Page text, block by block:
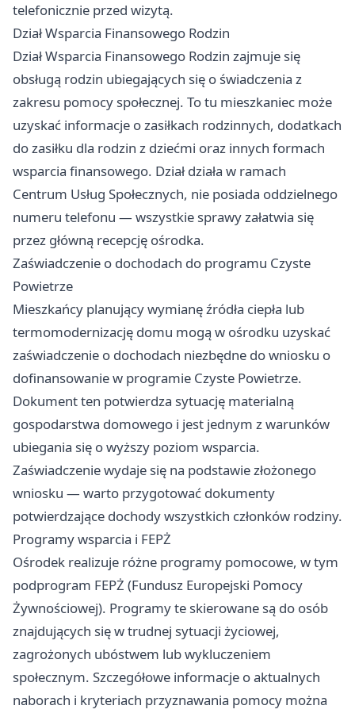
telefonicznie przed wizytą.
Dział Wsparcia Finansowego Rodzin
Dział Wsparcia Finansowego Rodzin zajmuje się
obsługą rodzin ubiegających się o świadczenia z
zakresu pomocy społecznej. To tu mieszkaniec może
uzyskać informacje o zasiłkach rodzinnych, dodatkach
do zasiłku dla rodzin z dziećmi oraz innych formach
wsparcia finansowego. Dział działa w ramach
Centrum Usług Społecznych, nie posiada oddzielnego
numeru telefonu — wszystkie sprawy załatwia się
przez główną recepcję ośrodka.
Zaświadczenie o dochodach do programu Czyste
Powietrze
Mieszkańcy planujący wymianę źródła ciepła lub
termomodernizację domu mogą w ośrodku uzyskać
zaświadczenie o dochodach niezbędne do wniosku o
dofinansowanie w programie Czyste Powietrze.
Dokument ten potwierdza sytuację materialną
gospodarstwa domowego i jest jednym z warunków
ubiegania się o wyższy poziom wsparcia.
Zaświadczenie wydaje się na podstawie złożonego
wniosku — warto przygotować dokumenty
potwierdzające dochody wszystkich członków rodziny.
Programy wsparcia i FEPŻ
Ośrodek realizuje różne programy pomocowe, w tym
podprogram FEPŻ (Fundusz Europejski Pomocy
Żywnościowej). Programy te skierowane są do osób
znajdujących się w trudnej sytuacji życiowej,
zagrożonych ubóstwem lub wykluczeniem
społecznym. Szczegółowe informacje o aktualnych
naborach i kryteriach przyznawania pomocy można